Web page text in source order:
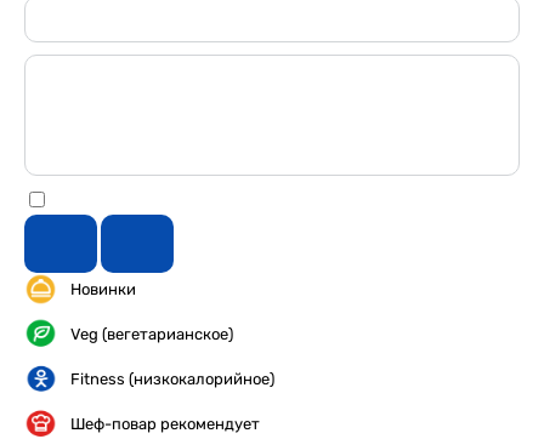
Новинки
Veg (вегетарианское)
Fitness (низкокалорийное)
Шеф-повар рекомендует